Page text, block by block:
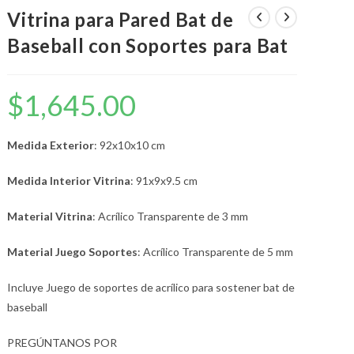
WEB
Vitrina para Pared Bat de
Baseball con Soportes para Bat
$1,645.00
Medida Exterior: 92x10x10 cm
Medida Interior Vitrina: 91x9x9.5 cm
Material Vitrina: Acrílico Transparente de 3 mm
Material Juego Soportes: Acrílico Transparente de 5 mm
Incluye Juego de soportes de acrílico para sostener bat de
baseball
PREGÚNTANOS POR